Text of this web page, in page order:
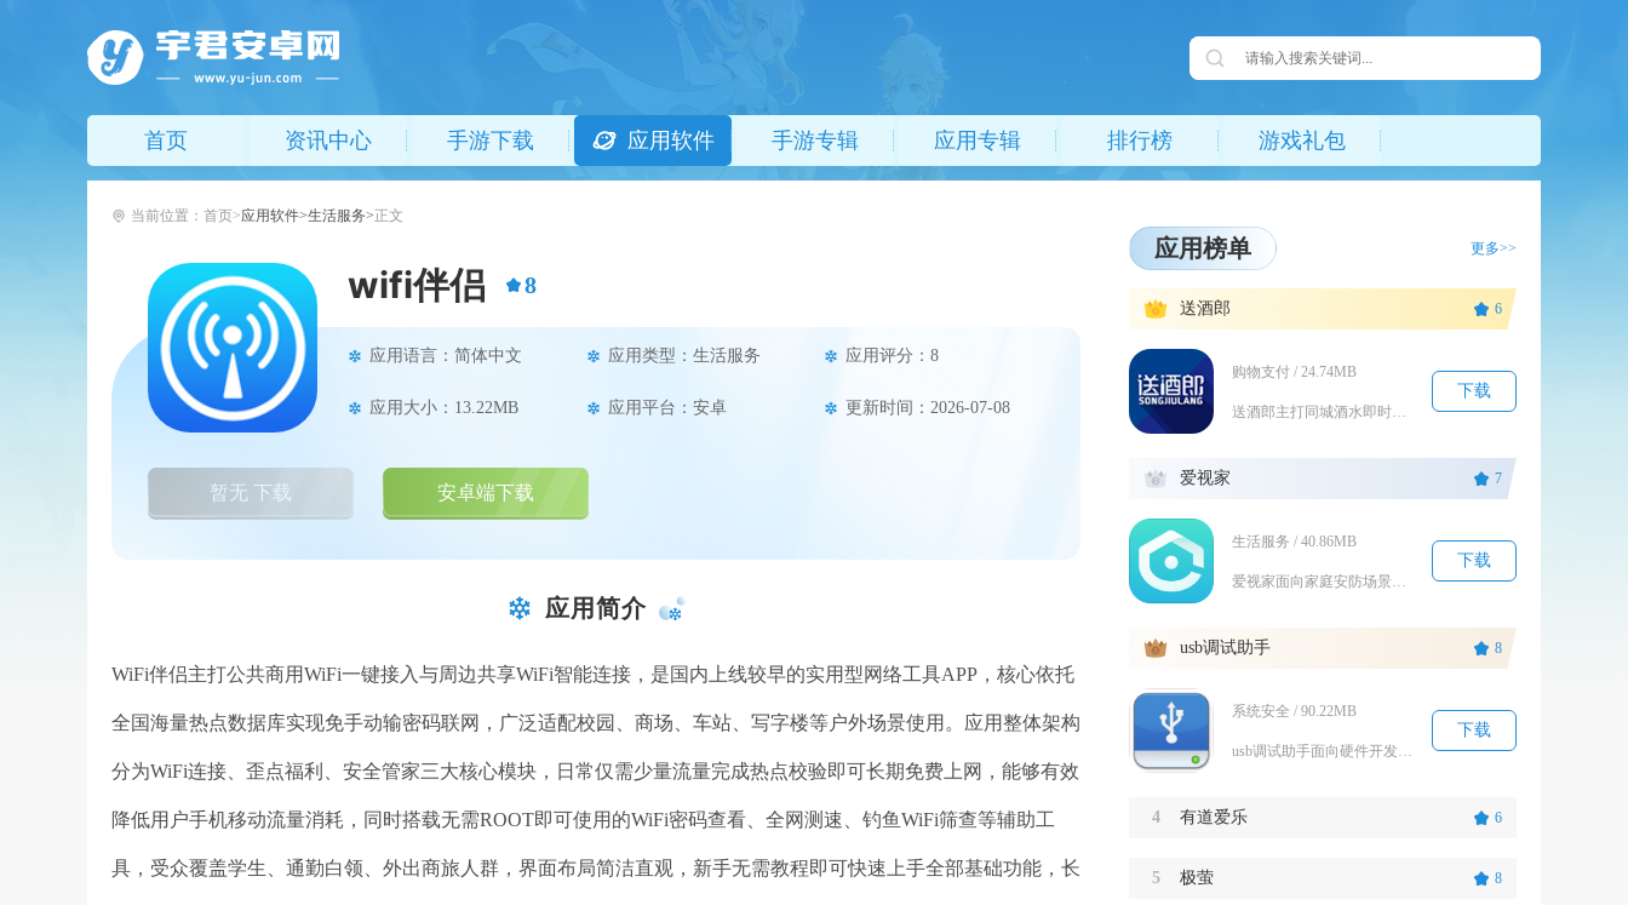
首页 资讯中心 手游下载 应用软件 手游专辑 应用专辑 排行榜 游戏礼包
当前位置： 首页 应用软件 生活服务 正文
wifi伴侣 8
应用语言：简体中文 应用类型：生活服务 应用评分：8
应用大小：13.22MB 应用平台：安卓 更新时间：2026-07-08
暂无 下载 安卓端下载
应用简介
WiFi伴侣主打公共商用WiFi一键接入与周边共享WiFi智能连接，是国内上线较早的实用型网络工具APP，核心依托
全国海量热点数据库实现免手动输密码联网，广泛适配校园、商场、车站、写字楼等户外场景使用。应用整体架构
分为WiFi连接、歪点福利、安全管家三大核心模块，日常仅需少量流量完成热点校验即可长期免费上网，能够有效
降低用户手机移动流量消耗，同时搭载无需ROOT即可使用的WiFi密码查看、全网测速、钓鱼WiFi筛查等辅助工
具，受众覆盖学生、通勤白领、外出商旅人群，界面布局简洁直观，新手无需教程即可快速上手全部基础功能，长
应用榜单 更多>>
1 送酒郎 6
购物支付 / 24.74MB
下载
2 爱视家 7
生活服务 / 40.86MB
下载
3 usb调试助手 8
系统安全 / 90.22MB
下载
4 有道爱乐 6
5 极萤 8